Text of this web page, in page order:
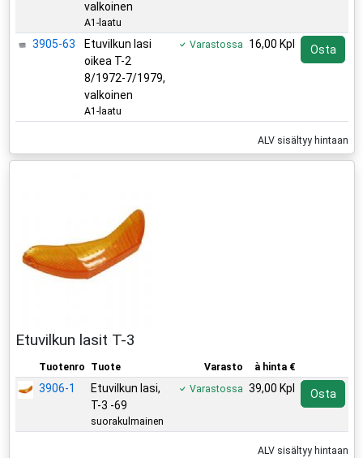
valkoinen
A1-laatu
3905-63
Etuvilkun lasi
oikea T-2
8/1972-7/1979,
valkoinen
A1-laatu
Varastossa 16,00 Kpl Osta
ALV sisältyy hintaan
Etuvilkun lasit T-3
Tuotenro Tuote Varasto à hinta €
3906-1
Etuvilkun lasi,
T-3 -69
suorakulmainen
Varastossa 39,00 Kpl Osta
ALV sisältyy hintaan